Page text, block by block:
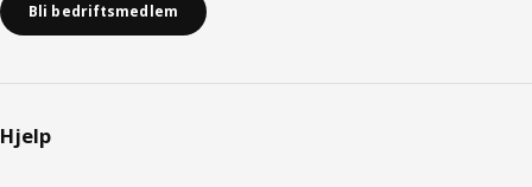
Bli bedriftsmedlem
Hjelp